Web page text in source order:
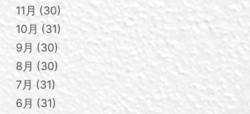
11月
30
10月
31
9月
30
8月
30
7月
31
6月
31